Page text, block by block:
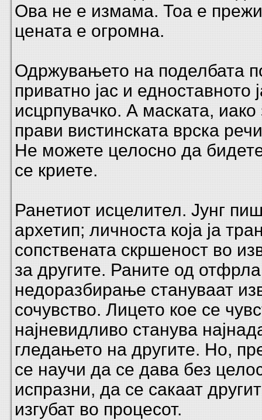
Ова не е измама. Тоа е
цената е огромна.
Одржувањето на поделбата
приватно јас и едноставното
исцрпувачко. А маската, иако
прави вистинската врска
Не можете целосно да
се криете.
Ранетиот исцелител. Јунг
архетип; личноста која ја
сопствената скршеност во
за другите. Раните од
недоразбирање стануваат
сочувство. Лицето кое се
најневидливо станува
гледањето на другите. Но,
се научи да се дава без
испразни, да се сакаат
изгубат во процесот.